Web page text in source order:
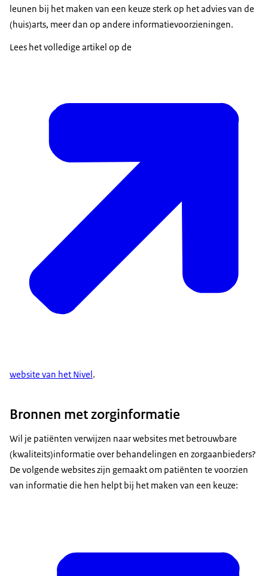
leunen bij het maken van een keuze sterk op het advies van de
(huis)arts, meer dan op andere informatievoorzieningen.
Lees het volledige artikel op de
website van het Nivel .
Bronnen met zorginformatie
Wil je patiënten verwijzen naar websites met betrouwbare
(kwaliteits)informatie over behandelingen en zorgaanbieders?
De volgende websites zijn gemaakt om patiënten te voorzien
van informatie die hen helpt bij het maken van een keuze: